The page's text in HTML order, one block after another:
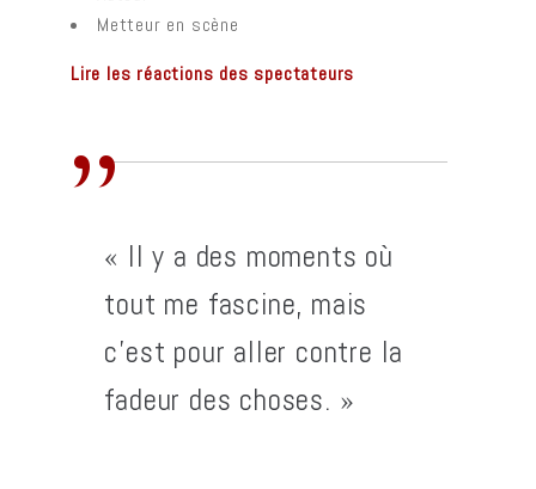
Metteur en scène
Lire les réactions des spectateurs
« Il y a des moments où
tout me fascine, mais
c’est pour aller contre la
fadeur des choses. »